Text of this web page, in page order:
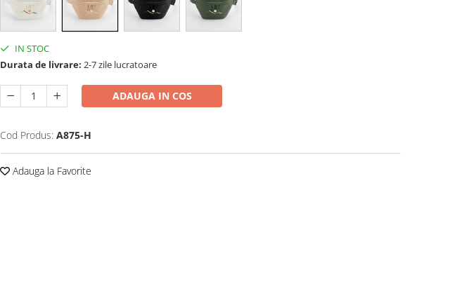
IN STOC
Durata de livrare: 2-7 zile lucratoare
ADAUGA IN COS
Cod Produs: A875-H
Adauga la Favorite